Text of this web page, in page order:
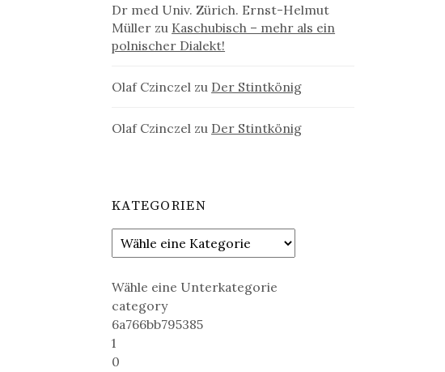
Dr med Univ. Zürich. Ernst-Helmut
Müller zu Kaschubisch – mehr als ein
polnischer Dialekt!
Olaf Czinczel zu Der Stintkönig
Olaf Czinczel zu Der Stintkönig
KATEGORIEN
Wähle eine Unterkategorie
category
6a766bb795385
1
0